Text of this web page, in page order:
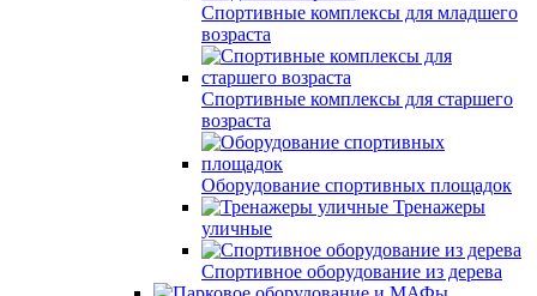
Спортивные комплексы для младшего
возраста
Спортивные комплексы для старшего
возраста
Оборудование спортивных площадок
Тренажеры
уличные
Спортивное оборудование из дерева